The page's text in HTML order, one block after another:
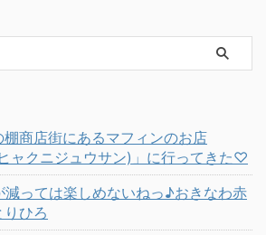
商店街にあるマフィンのお店
ャクニジュウサン)」に行ってきた♡
っては楽しめないねっ♪おきなわ赤
ひろ